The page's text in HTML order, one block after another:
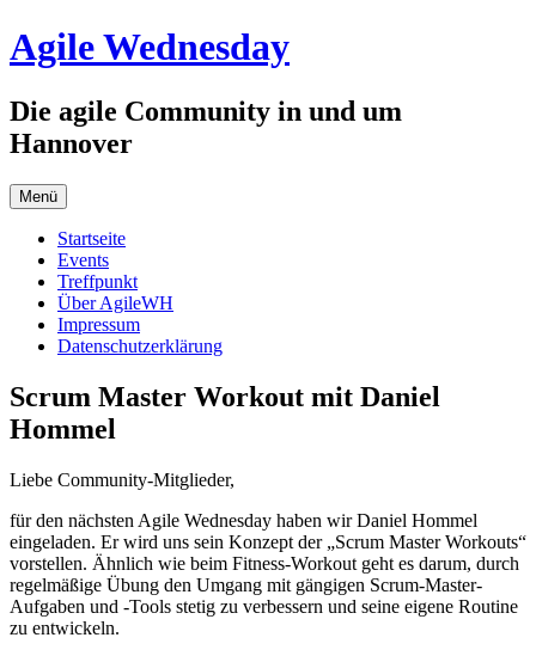
Zum
Inhalt
Agile Wednesday
Die agile Community in und um
Hannover
Menü
Startseite
Events
Treffpunkt
Über AgileWH
Impressum
Datenschutzerklärung
Scrum Master Workout mit Daniel
Hommel
Liebe Community-Mitglieder,
für den nächsten Agile Wednesday haben wir Daniel Hommel
eingeladen. Er wird uns sein Konzept der „Scrum Master Workouts“
vorstellen. Ähnlich wie beim Fitness-Workout geht es darum, durch
regelmäßige Übung den Umgang mit gängigen Scrum-Master-
Aufgaben und -Tools stetig zu verbessern und seine eigene Routine
zu entwickeln.